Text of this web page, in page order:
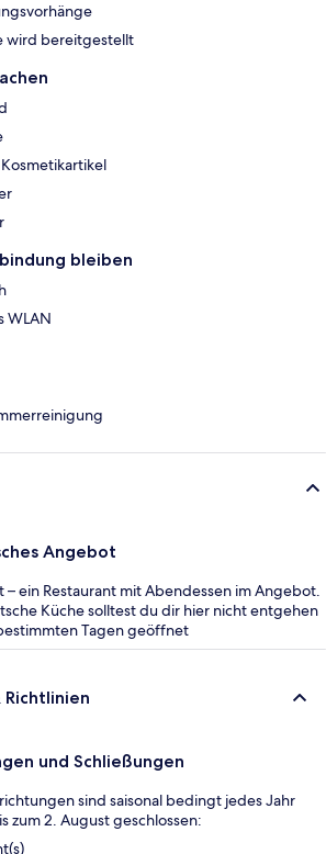
wird bereitgestellt
bleiben
WLAN
Angebot
– ein Restaurant mit Abendessen im Angebot.
Küche solltest du dir hier nicht entgehen
Tagen geöffnet
und Schließungen
sind saisonal bedingt jedes Jahr
zum 2. August geschlossen: